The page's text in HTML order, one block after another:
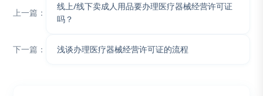
上一篇：
线上/线下卖成人用品要办理医疗器械经营许可证
吗？
下一篇： 浅谈办理医疗器械经营许可证的流程